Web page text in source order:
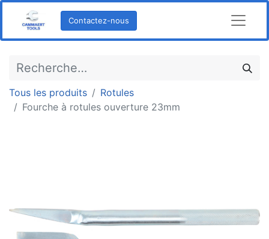
Contactez-nous
Tous les produits
Rotules
Fourche à rotules ouverture 23mm